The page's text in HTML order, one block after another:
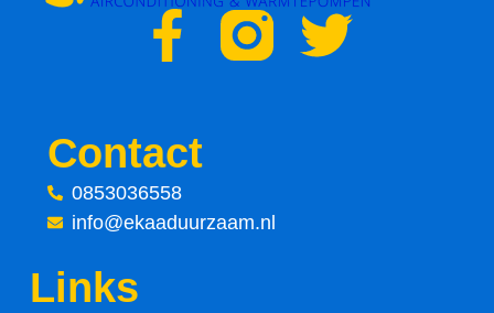
F
c
e
b
T
Contact
0853036558
info@ekaaduurzaam.nl
Links